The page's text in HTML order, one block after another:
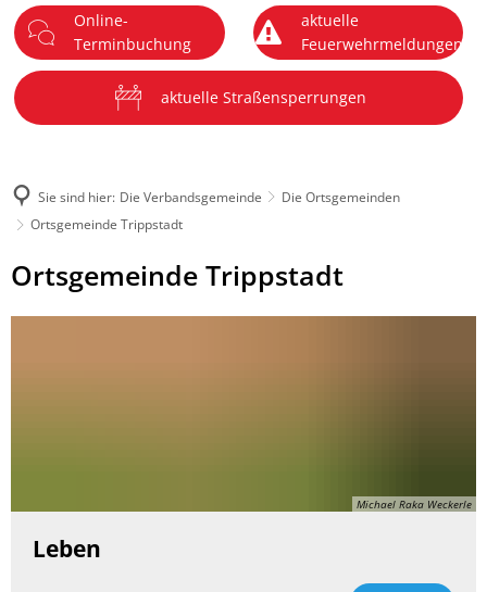
Menü
Online-
Terminbuchung
aktuelle
Feuerwehrmeldungen
aktuelle Straßensperrungen
Sie sind hier: Die Verbandsgemeinde
Die Ortsgemeinden
Ortsgemeinde Trippstadt
Ortsgemeinde
Trippstadt
Ortsgemeinde Trippstadt
Michael Raka Weckerle
Leben